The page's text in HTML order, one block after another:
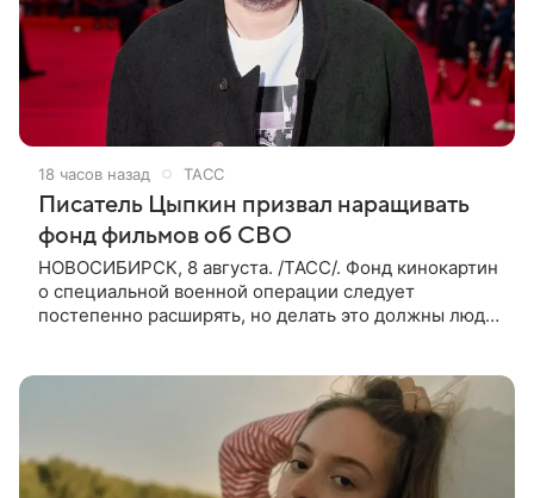
18 часов назад ТАСС
Писатель Цыпкин призвал наращивать
фонд фильмов об СВО
НОВОСИБИРСК, 8 августа. /ТАСС/. Фонд кинокартин
о специальной военной операции следует
постепенно расширять, но делать это должны люди,